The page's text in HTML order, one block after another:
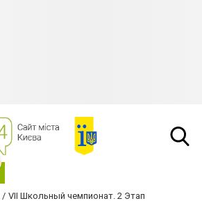
VII Школьный чемпионат. 2 Этап